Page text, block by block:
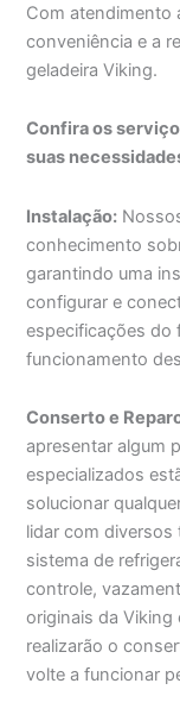
Com atendimento
conveniência e a
geladeira Viking.
Confira os
suas
Instalação:
conhecimento
garantindo uma
configurar e
especificações do
funcionamento
Conserto e
apresentar algum
especializados
solucionar
lidar com
sistema de
controle,
originais da Viking
realizarão o
volte a funcionar